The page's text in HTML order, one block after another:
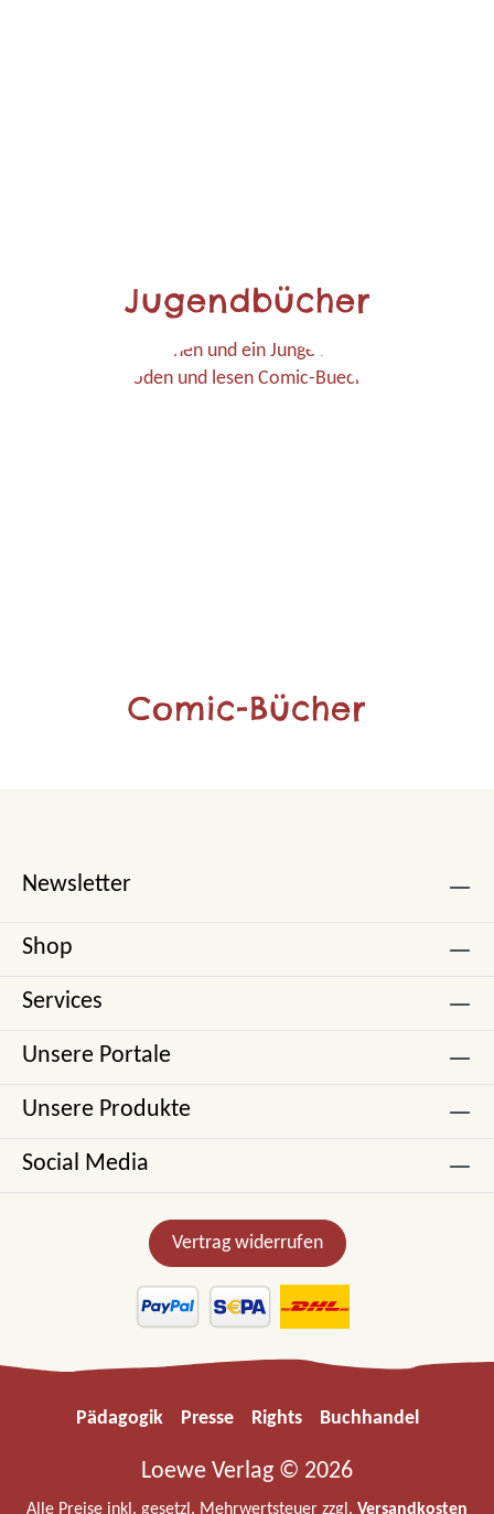
Jugendbücher
Comic-Bücher
Newsletter
Shop
Services
Unsere Portale
Unsere Produkte
Social Media
Vertrag widerrufen
Pädagogik Presse Rights Buchhandel
Loewe Verlag © 2026
Alle Preise inkl. gesetzl. Mehrwertsteuer zzgl. Versandkosten